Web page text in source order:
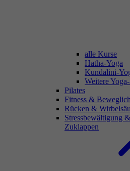
alle Kurse
Hatha-Yoga
Kundalini-
Weitere
Pilates
Fitness &
Rücken &
Stressbewältigung
Zuklappen